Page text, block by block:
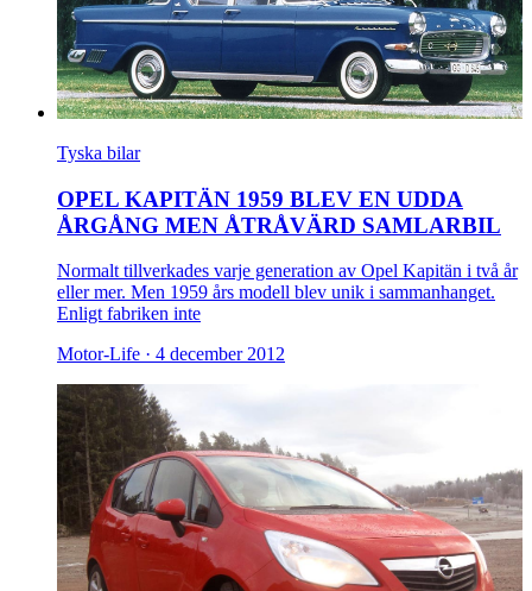
Tyska bilar
OPEL KAPITÄN 1959 BLEV EN UDDA
ÅRGÅNG MEN ÅTRÅVÄRD SAMLARBIL
Normalt tillverkades varje generation av Opel Kapitän i två år
eller mer. Men 1959 års modell blev unik i sammanhanget.
Enligt fabriken inte
Motor-Life · 4 december 2012